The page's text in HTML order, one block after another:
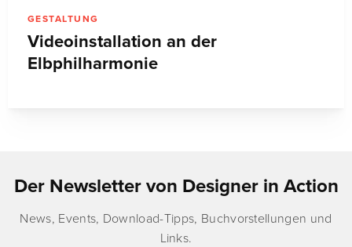
GESTALTUNG
Videoinstallation an der
Elbphilharmonie
Der Newsletter von Designer in Action
News, Events, Download-Tipps, Buchvorstellungen und
Links.